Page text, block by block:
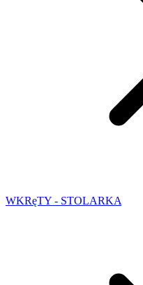
WKRęTY - STOLARKA